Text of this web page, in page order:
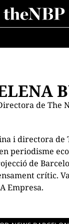
de The
i directora de
periodisme
de
crític.
Empresa.